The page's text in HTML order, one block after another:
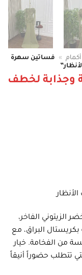
»
فساتين سهرة
وجذابة لخطف
الزيتوني الفاخر،
البراق، مع
من الفخامة. خيار
تتطلب حضوراً أنيقاً